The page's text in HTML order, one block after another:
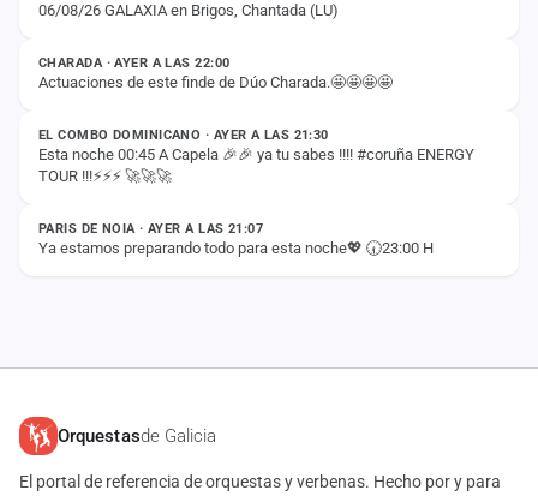
06/08/26 GALAXIA en Brigos, Chantada (LU)
ESTADO
CHARADA · AYER A LAS 22:00
Actuaciones de este finde de Dúo Charada.🤩🤩🤩🤩
ESTADO
EL COMBO DOMINICANO · AYER A LAS 21:30
Esta noche 00:45 A Capela 🎉🎉 ya tu sabes !!!! #coruña ENERGY
TOUR !!!⚡️⚡️⚡️ 🚀🚀🚀
ESTADO
PARIS DE NOIA · AYER A LAS 21:07
Ya estamos preparando todo para esta noche💖 🕢23:00 H
Orquestasde Galicia
El portal de referencia de orquestas y verbenas. Hecho por y para